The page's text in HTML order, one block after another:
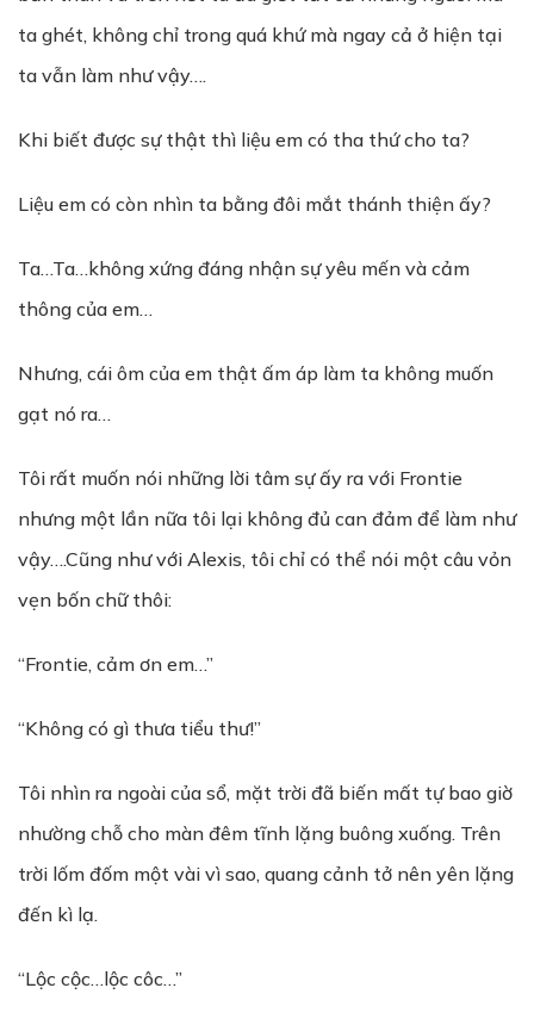
ta ghét, không chỉ trong quá khứ mà ngay cả ở hiện tại
ta vẫn làm như vậy….
Khi biết được sự thật thì liệu em có tha thứ cho ta?
Liệu em có còn nhìn ta bằng đôi mắt thánh thiện ấy?
Ta…Ta…không xứng đáng nhận sự yêu mến và cảm
thông của em…
Nhưng, cái ôm của em thật ấm áp làm ta không muốn
gạt nó ra…
Tôi rất muốn nói những lời tâm sự ấy ra với Frontie
nhưng một lần nữa tôi lại không đủ can đảm để làm như
vậy….Cũng như với Alexis, tôi chỉ có thể nói một câu vỏn
vẹn bốn chữ thôi:
“Frontie, cảm ơn em…”
“Không có gì thưa tiểu thư!”
Tôi nhìn ra ngoài của sổ, mặt trời đã biến mất tự bao giờ
nhường chỗ cho màn đêm tĩnh lặng buông xuống. Trên
trời lốm đốm một vài vì sao, quang cảnh tở nên yên lặng
đến kì lạ.
“Lộc cộc…lộc côc…”